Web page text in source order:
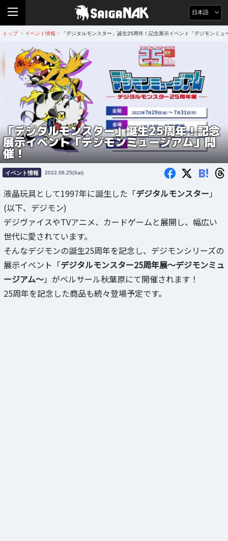
日本語
トップ > イベント情報 > 「デジタルモンスター」誕生25周年！記念展示イベント「デジモンミュ
「デジタルモンスター」誕生25周年！記念
展示イベント「デジモンミュージアム」開
催！
イベント情報 2022.06.25(Sat) B!
液晶玩具として1997年に誕生した「デジタルモンスター 」
(以下、デジモン)
デジヴァイスやTVアニメ、カードゲームと展開し、幅広い
世代に愛されています。
そんなデジモンの誕生25周年を記念し、デジモンシリーズの
展示イベント「デジタルモンスター25周年展～デジモンミュ
ージアム～」がベルサール秋葉原にて開催されます！
25周年を記念した商品も続々登場予定です。